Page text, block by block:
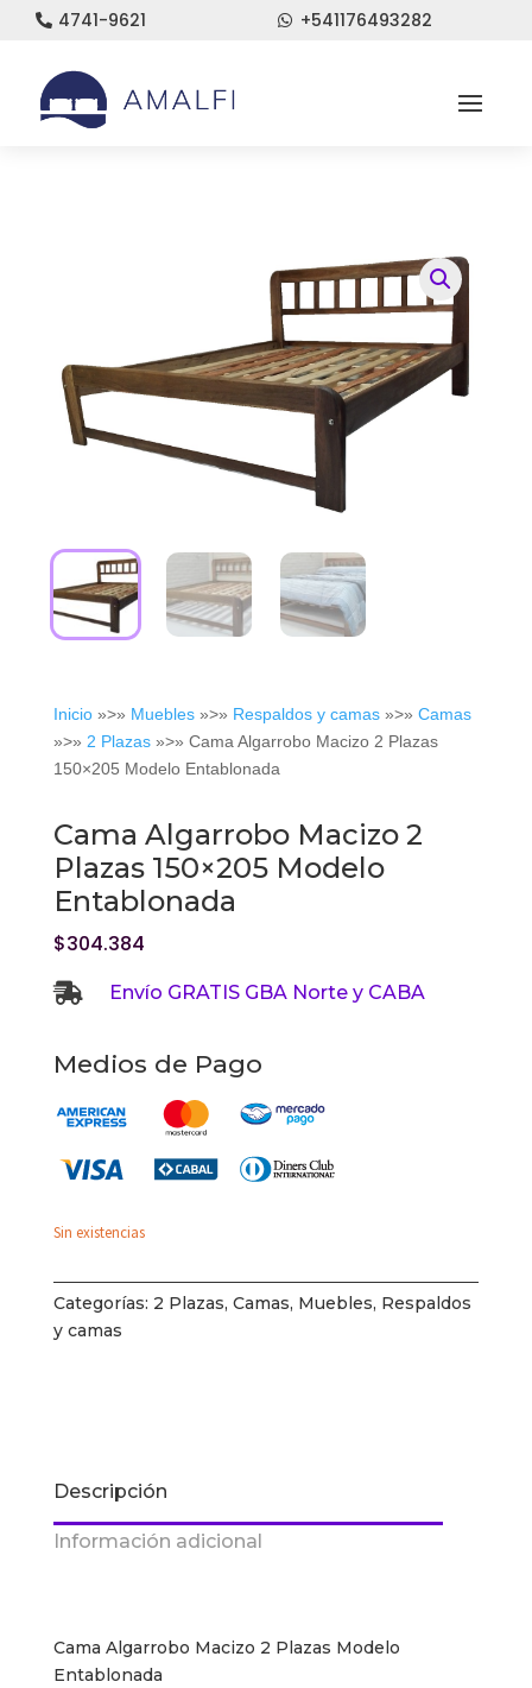
 4741-9621  +541176493282
Inicio»>» Muebles»>» Respaldos y camas»>» Camas
»>» 2 Plazas»>» Cama Algarrobo Macizo 2 Plazas
150×205 Modelo Entablonada
Cama Algarrobo Macizo 2
Plazas 150×205 Modelo
Entablonada
$304.384
 Envío GRATIS GBA Norte y CABA
Medios de Pago
Sin existencias
Categorías: 2 Plazas, Camas, Muebles, Respaldos
y camas
Descripción
Información adicional
Cama Algarrobo Macizo 2 Plazas Modelo
Entablonada